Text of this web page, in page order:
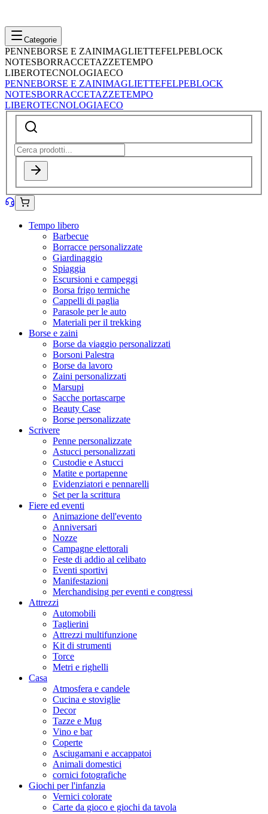
Categorie
PENNEBORSE E ZAINIMAGLIETTEFELPEBLOCK
NOTESBORRACCETAZZETEMPO
LIBEROTECNOLOGIAECO
PENNEBORSE E ZAINIMAGLIETTEFELPEBLOCK
NOTESBORRACCETAZZETEMPO
LIBEROTECNOLOGIAECO
Tempo libero
Barbecue
Borracce personalizzate
Giardinaggio
Spiaggia
Escursioni e campeggi
Borsa frigo termiche
Cappelli di paglia
Parasole per le auto
Materiali per il trekking
Borse e zaini
Borse da viaggio personalizzati
Borsoni Palestra
Borse da lavoro
Zaini personalizzati
Marsupi
Sacche portascarpe
Beauty Case
Borse personalizzate
Scrivere
Penne personalizzate
Astucci personalizzati
Custodie e Astucci
Matite e portapenne
Evidenziatori e pennarelli
Set per la scrittura
Fiere ed eventi
Animazione dell'evento
Anniversari
Nozze
Campagne elettorali
Feste di addio al celibato
Eventi sportivi
Manifestazioni
Merchandising per eventi e congressi
Attrezzi
Automobili
Taglierini
Attrezzi multifunzione
Kit di strumenti
Torce
Metri e righelli
Casa
Atmosfera e candele
Cucina e stoviglie
Decor
Tazze e Mug
Vino e bar
Coperte
Asciugamani e accappatoi
Animali domestici
cornici fotografiche
Giochi per l'infanzia
Vernici colorate
Carte da gioco e giochi da tavola